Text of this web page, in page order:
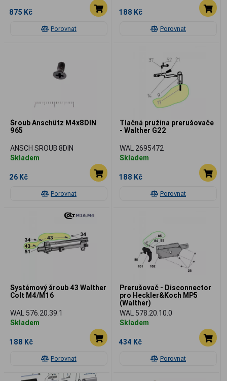
Porovnat
875 Kč
Porovnat
188 Kč
Porovnat
Šroub Anschütz M4x8DIN
965
ANSCH SROUB 8DIN
Skladem
26 Kč
Porovnat
Tlačná pružina prerušovače
- Walther G22
WAL 2695472
Skladem
188 Kč
Porovnat
Systémový šroub 43 Walther
Colt M4/M16
WAL 576.20.39.1
Skladem
188 Kč
Porovnat
Prerušovač - Disconnector
pro Heckler&Koch MP5
(Walther)
WAL 578.20.10.0
Skladem
434 Kč